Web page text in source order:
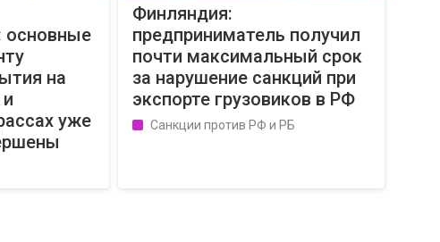
основные
на
уже
Финляндия:
предприниматель получил
почти максимальный срок
за нарушение санкций при
экспорте грузовиков в РФ
Санкции против РФ и РБ